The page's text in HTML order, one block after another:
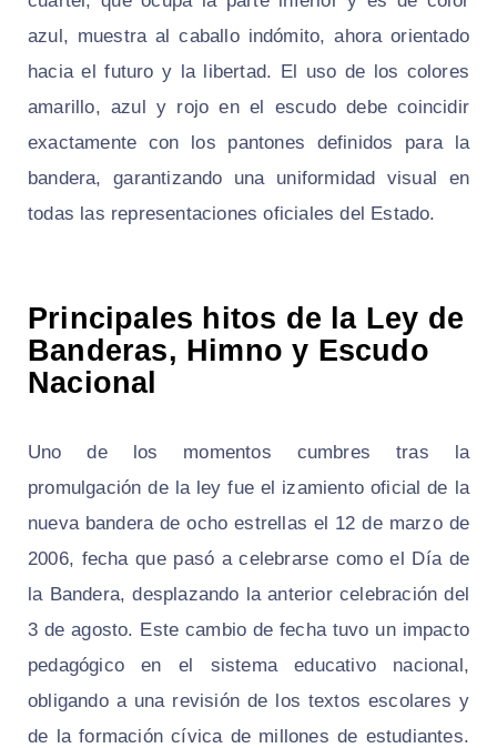
azul, muestra al caballo indómito, ahora orientado
hacia el futuro y la libertad. El uso de los colores
amarillo, azul y rojo en el escudo debe coincidir
exactamente con los pantones definidos para la
bandera, garantizando una uniformidad visual en
todas las representaciones oficiales del Estado.
Principales hitos de la Ley de
Banderas, Himno y Escudo
Nacional
Uno de los momentos cumbres tras la
promulgación de la ley fue el izamiento oficial de la
nueva bandera de ocho estrellas el 12 de marzo de
2006, fecha que pasó a celebrarse como el Día de
la Bandera, desplazando la anterior celebración del
3 de agosto. Este cambio de fecha tuvo un impacto
pedagógico en el sistema educativo nacional,
obligando a una revisión de los textos escolares y
de la formación cívica de millones de estudiantes.